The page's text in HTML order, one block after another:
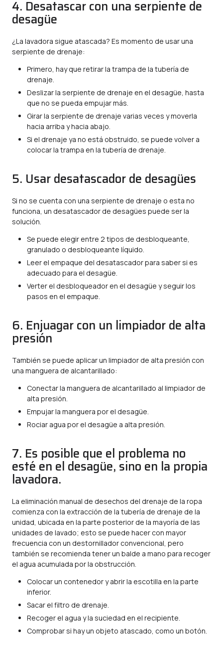
4. Desatascar con una serpiente de
desagüe
¿La lavadora sigue atascada? Es momento de usar una
serpiente de drenaje:
Primero, hay que retirar la trampa de la tubería de
drenaje.
Deslizar la serpiente de drenaje en el desagüe, hasta
que no se pueda empujar más.
Girar la serpiente de drenaje varias veces y moverla
hacia arriba y hacia abajo.
Si el drenaje ya no está obstruido, se puede volver a
colocar la trampa en la tubería de drenaje.
5. Usar desatascador de desagües
Si no se cuenta con una serpiente de drenaje o esta no
funciona, un desatascador de desagües puede ser la
solución.
Se puede elegir entre 2 tipos de desbloqueante,
granulado o desbloqueante líquido.
Leer el empaque del desatascador para saber si es
adecuado para el desagüe.
Verter el desbloqueador en el desagüe y seguir los
pasos en el empaque.
6. Enjuagar con un limpiador de alta
presión
También se puede aplicar un limpiador de alta presión con
una manguera de alcantarillado:
Conectar la manguera de alcantarillado al limpiador de
alta presión.
Empujar la manguera por el desagüe.
Rociar agua por el desagüe a alta presión.
7. Es posible que el problema no
esté en el desagüe, sino en la propia
lavadora.
La eliminación manual de desechos del drenaje de la ropa
comienza con la extracción de la tubería de drenaje de la
unidad, ubicada en la parte posterior de la mayoría de las
unidades de lavado; esto se puede hacer con mayor
frecuencia con un destornillador convencional, pero
también se recomienda tener un balde a mano para recoger
el agua acumulada por la obstrucción.
Colocar un contenedor y abrir la escotilla en la parte
inferior.
Sacar el filtro de drenaje.
Recoger el agua y la suciedad en el recipiente.
Comprobar si hay un objeto atascado, como un botón.